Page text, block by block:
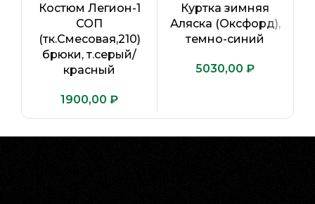
Костюм Легион-1
СОП
(тк.Смесовая,210)
брюки, т.серый/
красный
₽
Куртка зимняя
Аляска (Оксфорд),
темно-синий
₽